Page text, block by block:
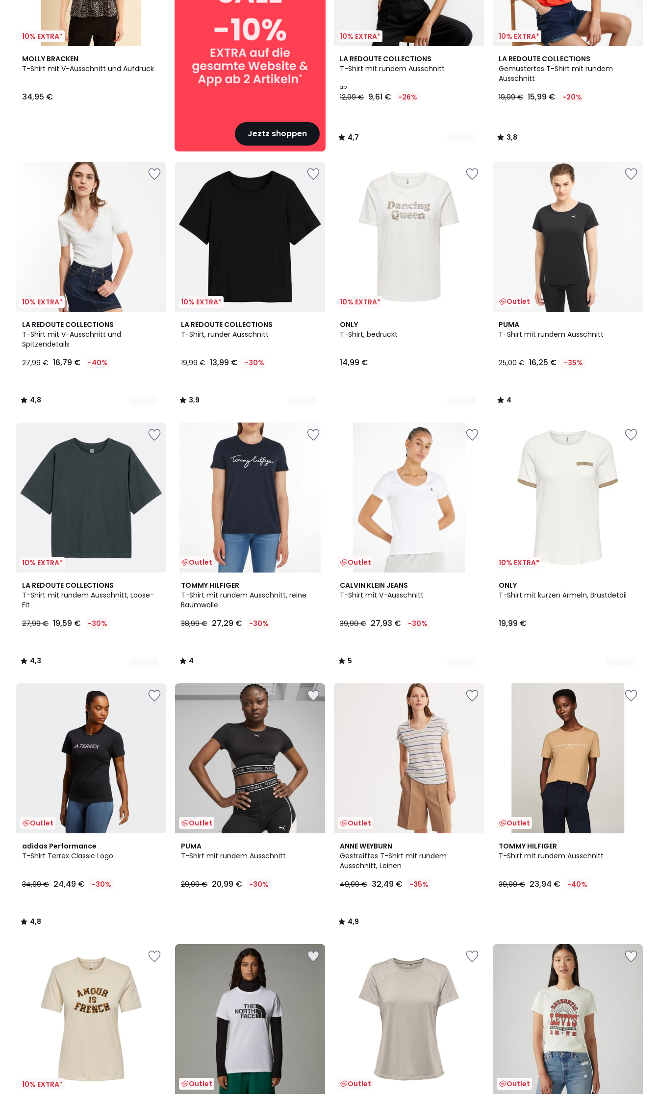
10% EXTRA*
MOLLY BRACKEN
T-Shirt mit V-Ausschnitt und Aufdruck
34,95 €
Jeztz shoppen
10% EXTRA*
LA REDOUTE COLLECTIONS
T-Shirt mit rundem Ausschnitt
ab
12,99 € 9,61 € -26%
4,7
/ 5
4
Farben
4,7
/
10% EXTRA*
LA REDOUTE COLLECTIONS
Gemustertes T-Shirt mit rundem
Ausschnitt
19,99 € 15,99 € -20%
3,8
/ 5
3,8
/
10% EXTRA*
LA REDOUTE COLLECTIONS
T-Shirt mit V-Ausschnitt und
Spitzendetails
27,99 € 16,79 € -40%
4,8
/ 5
2
Farben
4,8
/
10% EXTRA*
LA REDOUTE COLLECTIONS
T-Shirt, runder Ausschnitt
19,99 € 13,99 € -30%
3,9
/ 5
3
Farben
3,9
/
10% EXTRA*
ONLY
T-Shirt, bedruckt
14,99 €
2
Farben
Outlet
PUMA
T-Shirt mit rundem Ausschnitt
25,00 € 16,25 € -35%
4
/
4
/
10% EXTRA*
LA REDOUTE COLLECTIONS
T-Shirt mit rundem Ausschnitt, Loose-
Fit
27,99 € 19,59 € -30%
4,3
/ 5
3
Farben
4,3
/
Outlet
TOMMY HILFIGER
T-Shirt mit rundem Ausschnitt, reine
Baumwolle
38,99 € 27,29 € -30%
4
/
5
4
/
Outlet
CALVIN KLEIN JEANS
T-Shirt mit V-Ausschnitt
39,90 € 27,93 € -30%
5
/
2
Farben
5
/
10% EXTRA*
ONLY
T-Shirt mit kurzen Ärmeln, Brustdetail
19,99 €
2
Farben
Outlet
adidas Performance
T-Shirt Terrex Classic Logo
34,99 € 24,49 € -30%
4,8
/ 5
4,8
/
Outlet
PUMA
T-Shirt mit rundem Ausschnitt
29,99 € 20,99 € -30%
Outlet
ANNE WEYBURN
Gestreiftes T-Shirt mit rundem
Ausschnitt, Leinen
49,99 € 32,49 € -35%
4,9
/ 5
4,9
/
Outlet
TOMMY HILFIGER
T-Shirt mit rundem Ausschnitt
39,90 € 23,94 € -40%
10% EXTRA* Outlet Outlet Outlet